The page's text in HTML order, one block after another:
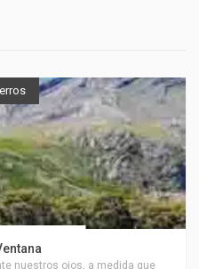
nuestros ojos, a medida que